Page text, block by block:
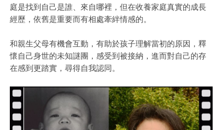
庭是找到自己是誰、來自哪裡，但在收養家庭真實的成長
經歷，依舊是重要而有相處牽絆情感的。
和親生父母有機會互動，有助於孩子理解當初的原因，釋
懷自己身世的未知謎團，感受到被接納，進而對自己的存
在感到更踏實，尋得自我認同。